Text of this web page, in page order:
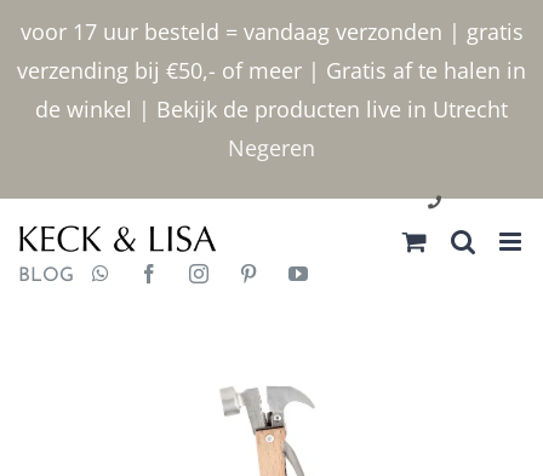
voor 17 uur besteld = vandaag verzonden | gratis
verzending bij €50,- of meer | Gratis af te halen in
de winkel | Bekijk de producten live in Utrecht
Negeren
inhoud
030 2400000
BLOG